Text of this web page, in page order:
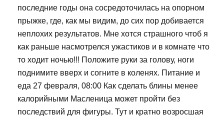
последние годы она сосредоточилась на опорном
прыжке, где, как мы видим, до сих пор добивается
неплохих результатов. Мне хотся страшного чтоб я
как раньше насмотрелся ужастиков и в комнате что
то ходит ночью!!! Положите руки за голову, ноги
поднимите вверх и согните в коленях. Питание и
еда 27 февраля, 08:00 Как сделать блины менее
калорийными Масленица может пройти без
последствий для фигуры. Тут и кратно возросшая